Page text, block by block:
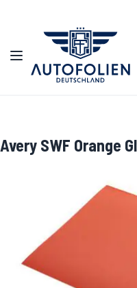
Navigation umschalten
Avery SWF Orange